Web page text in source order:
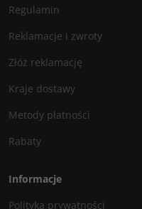
Regulamin
Reklamacje i zwroty
Złóż reklamację
Kraje dostawy
Metody płatności
Rabaty
Informacje
Polityka prywatności